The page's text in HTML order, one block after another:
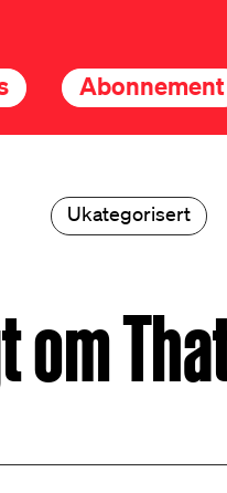
Abonnement
Ukategorisert
om